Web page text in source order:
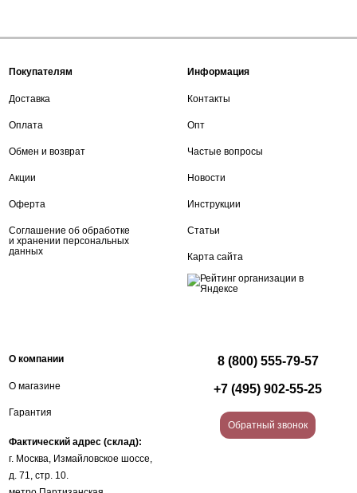
Покупателям
Доставка
Оплата
Обмен и возврат
Акции
Оферта
Соглашение об обработке
и хранении персональных
данных
Информация
Контакты
Опт
Частые вопросы
Новости
Инструкции
Статьи
Карта сайта
О компании
О магазине
Гарантия
Фактический адрес (склад):
г. Москва, Измайловское шоссе,
д. 71, стр. 10.
8 (800) 555-79-57
+7 (495) 902-55-25
Обратный звонок